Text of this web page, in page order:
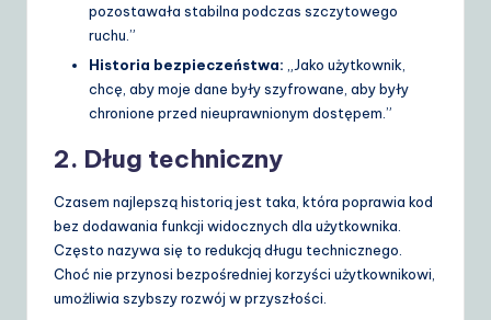
pozostawała stabilna podczas szczytowego
ruchu.”
Historia bezpieczeństwa: „Jako użytkownik,
chcę, aby moje dane były szyfrowane, aby były
chronione przed nieuprawnionym dostępem.”
2. Dług techniczny
Czasem najlepszą historią jest taka, która poprawia kod
bez dodawania funkcji widocznych dla użytkownika.
Często nazywa się to redukcją długu technicznego.
Choć nie przynosi bezpośredniej korzyści użytkownikowi,
umożliwia szybszy rozwój w przyszłości.